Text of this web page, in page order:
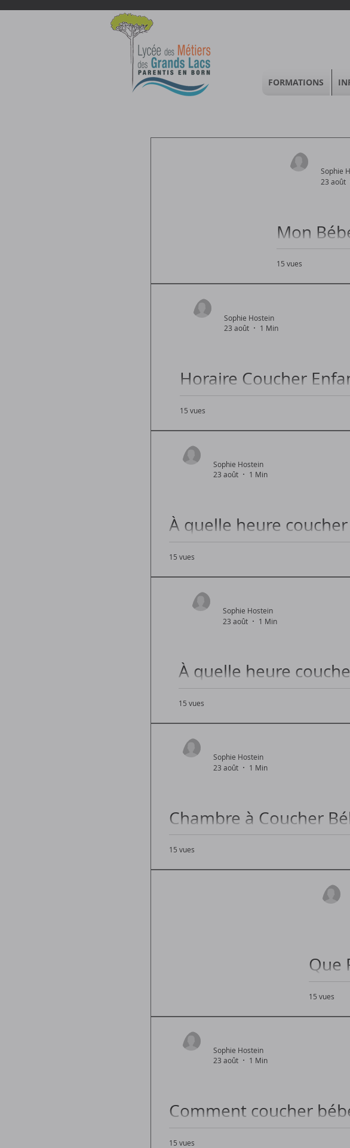
Sophie
23 août
Mon
15 vues
Sophie Hostein
23 août
1 Min
Horaire Coucher
15 vues
Sophie Hostein
23 août
1 Min
À quelle heure
pratiques
15 vues
Sophie Hostein
23 août
1 Min
À quelle heure
15 vues
Sophie Hostein
23 août
1 Min
Chambre à Coucher
15 vues
Que
15 vues
Sophie Hostein
23 août
1 Min
Comment coucher
sécurisé
15 vues
FORMATIONS